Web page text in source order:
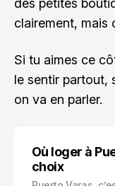
des petites
clairement, mais
Si tu aimes ce
le sentir partout,
on va en parler.
Où loger à
choix